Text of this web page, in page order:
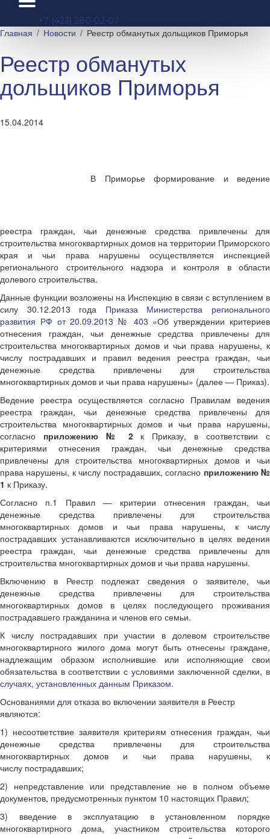
+7 (423) 280-02-07
Главная Новости Реестр обманутых дольщиков Приморья
Реестр обманутых
дольщиков Приморья
15.04.2014
В Приморье формирование и ведение
реестра граждан, чьи денежные средства привлечены для
строительства многоквартирных домов на территории Приморского
края и чьи права нарушены осуществляется инспекцией
регионального строительного надзора и контроля в области
долевого строительства.
Данные функции возложены на Инспекцию в связи с вступлением в
силу 30.12.2013 года Приказа Министерства регионального
развития РФ от 20.09.2013 № 403 «Об утверждении критериев
отнесения граждан, чьи денежные средства привлечены для
строительства многоквартирных домов и чьи права нарушены, к
числу пострадавших и правил ведения реестра граждан, чьи
денежные средства привлечены для строительства
многоквартирных домов и чьи права нарушены» (далее — Приказ).
Ведение реестра осуществляется согласно Правилам ведения
реестра граждан, чьи денежные средства привлечены для
строительства многоквартирных домов и чьи права нарушены,
согласно приложению № 2к Приказу, в соответствии с
критериями отнесения граждан, чьи денежные средства
привлечены для строительства многоквартирных домов и чьи
права нарушены, к числу пострадавших, согласно приложению №
1 к Приказу.
Согласно п.1 Правил — критерии отнесения граждан, чьи
денежные средства привлечены для строительства
многоквартирных домов и чьи права нарушены, к числу
пострадавших устанавливаются исключительно в целях ведения
реестра граждан, чьи денежные средства привлечены для
строительства многоквартирных домов и чьи права нарушены.
Включению в Реестр подлежат сведения о заявителе, чьи
денежные средства привлечены для строительства
многоквартирных домов в целях последующего проживания
пострадавшего гражданина и членов его семьи.
К числу пострадавших при участии в долевом строительстве
многоквартирного жилого дома могут быть отнесены граждане,
надлежащим образом исполнившие или исполняющие свои
обязательства в соответствии с условиями заключенной сделки, в
случаях, установленных данным Приказом.
Основаниями для отказа во включении заявителя в Реестр
являются:
1) несоответствие заявителя критериям отнесения граждан, чьи
денежные средства привлечены для строительства
многоквартирных домов и чьи права нарушены, к
числу пострадавших;
2) непредставление или представление не в полном объеме
документов, предусмотренных пунктом 10 настоящих Правил;
3) введение в эксплуатацию в установленном порядке
многоквартирного дома, участником строительства которого